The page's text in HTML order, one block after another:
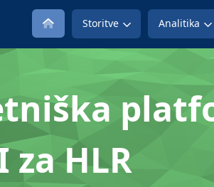
Storitve Analitika
za HLR